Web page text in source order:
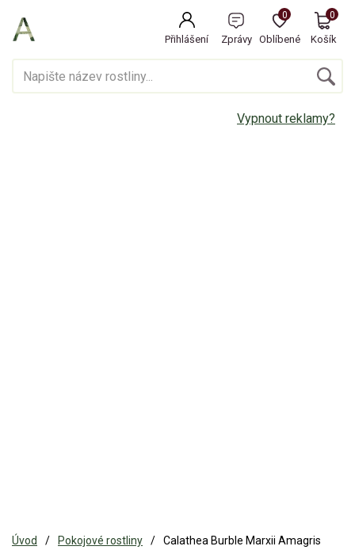
Přihlášení Zprávy Oblíbené
0
Košík
0
Vypnout reklamy?
Úvod Pokojové rostliny Calathea Burble Marxii Amagris